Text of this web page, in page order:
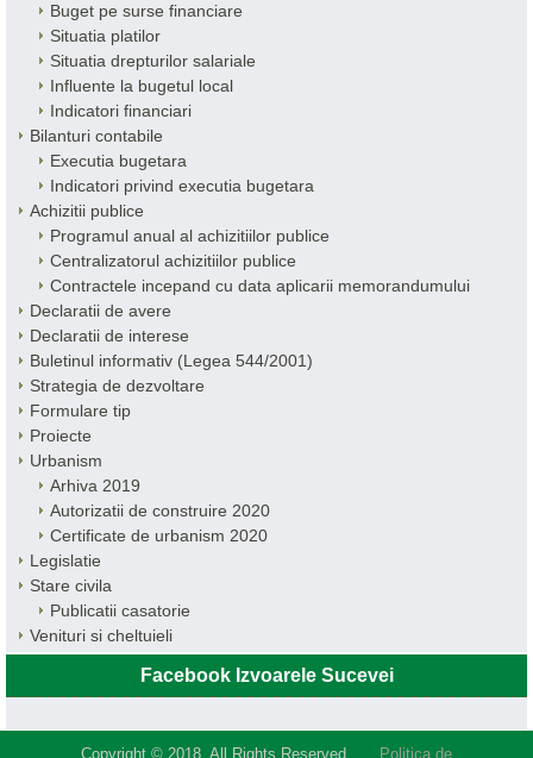
Buget pe surse financiare
Situatia platilor
Situatia drepturilor salariale
Influente la bugetul local
Indicatori financiari
Bilanturi contabile
Executia bugetara
Indicatori privind executia bugetara
Achizitii publice
Programul anual al achizitiilor publice
Centralizatorul achizitiilor publice
Contractele incepand cu data aplicarii memorandumului
Declaratii de avere
Declaratii de interese
Buletinul informativ (Legea 544/2001)
Strategia de dezvoltare
Formulare tip
Proiecte
Urbanism
Arhiva 2019
Autorizatii de construire 2020
Certificate de urbanism 2020
Legislatie
Stare civila
Publicatii casatorie
Venituri si cheltuieli
Facebook Izvoarele Sucevei
Copyright © 2018. All Rights Reserved. Politica de